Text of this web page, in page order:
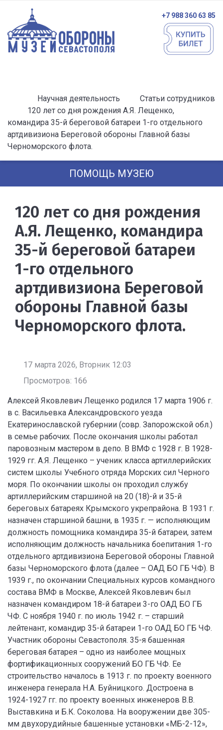
+7 988 360 63 85
Научная деятельность
Статьи сотрудников
120 лет со дня рождения А.Я. Лещенко,
командира 35-й береговой батареи 1-го отдельного
артдивизиона Береговой обороны Главной базы
Черноморского флота.
ПОМОЩЬ МУЗЕЮ
120 лет со дня рождения
А.Я. Лещенко, командира
35-й береговой батареи
1-го отдельного
артдивизиона Береговой
обороны Главной базы
Черноморского флота.
17 марта 2026, Вторник 12:03
Просмотров: 166
Алексей Яковлевич Лещенко родился 17 марта 1906 г.
в с. Васильевка Александровского уезда
Екатеринославской губернии (совр. Запорожской обл.)
в семье рабочих. После окончания школы работал
паровозным мастером в депо. В ВМФ с 1928 г. В 1928-
1929 гг. А.Я. Лещенко – ученик класса артиллерийских
систем школы Учебного отряда Морских сил Черного
моря. По окончании школы он проходил службу
артиллерийским старшиной на 20 (18)-й и 35-й
береговых батареях Крымского укрепрайона. В 1931 г.
назначен старшиной башни, в 1935 г. — исполняющим
должность помощника командира 35-й батареи, затем
исполняющим должность начальника боепитания 1-го
отдельного артдивизиона Береговой обороны Главной
базы Черноморского флота (далее – ОАД БО ГБ ЧФ). В
1939 г., по окончании Специальных курсов командного
состава ВМФ в Москве, Алексей Яковлевич был
назначен командиром 18-й батареи 3-го ОАД БО ГБ
ЧФ. С ноября 1940 г. по июль 1942 г. – старший
лейтенант, командир 35-й батареи 1-го ОАД БО ГБ ЧФ.
Участник обороны Севастополя. 35-я башенная
береговая батарея – одно из наиболее мощных
фортификационных сооружений БО ГБ ЧФ. Ее
строительство началось в 1913 г. по проекту военного
инженера генерала Н.А. Буйницкого. Достроена в
1924-1927 гг. по проекту военных инженеров В.В.
Выставкина и Б.К. Соколова. На вооружении две 305-
мм двухорудийные башенные установки «МБ-2-12»,